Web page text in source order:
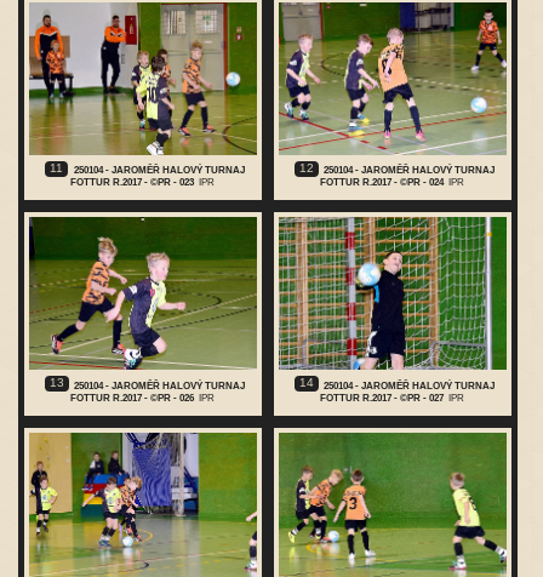
11
250104 - JAROMĚŘ HALOVÝ TURNAJ
FOTTUR R.2017 - ©PR - 023
IPR
12
250104 - JAROMĚŘ HALOVÝ TURNAJ
FOTTUR R.2017 - ©PR - 024
IPR
13
250104 - JAROMĚŘ HALOVÝ TURNAJ
FOTTUR R.2017 - ©PR - 026 IPR
14
250104 - JAROMĚŘ HALOVÝ TURNAJ
FOTTUR R.2017 - ©PR - 027 IPR